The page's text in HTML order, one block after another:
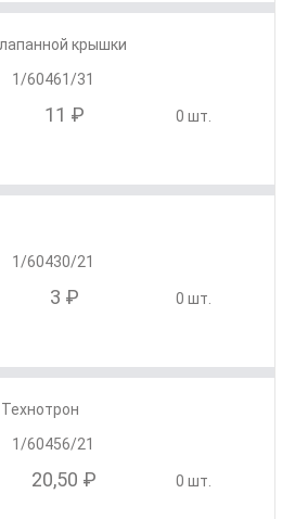
крышки
1/60461/31
11 ₽ 0 шт.
1/60430/21
3 ₽ 0 шт.
1/60456/21
20,50 ₽ 0 шт.